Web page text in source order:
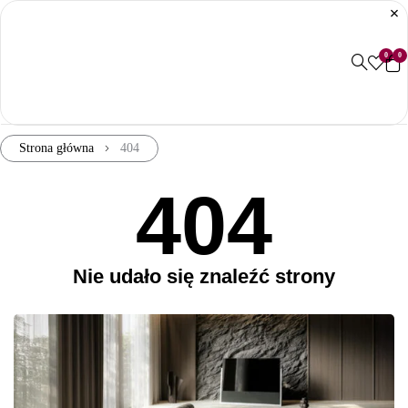
0 0
Strona główna 404
404
Nie udało się znaleźć strony